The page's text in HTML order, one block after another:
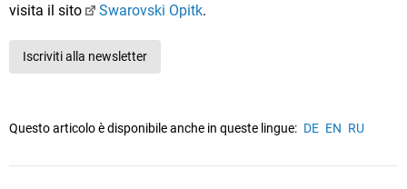
visita il sito
Swarovski Opitk.
Iscriviti alla newsletter
Questo articolo è disponibile anche in queste lingue: DE EN RU